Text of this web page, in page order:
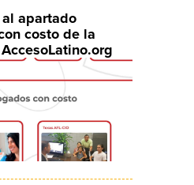
apartado
costo de la